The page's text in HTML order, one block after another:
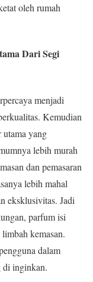
oleh rumah
Dari Segi
menjadi
Kemudian
utama yang
lebih murah
dan pemasaran
lebih mahal
eksklusivitas. Jadi
parfum isi
kemasan.
dalam
di inginkan.